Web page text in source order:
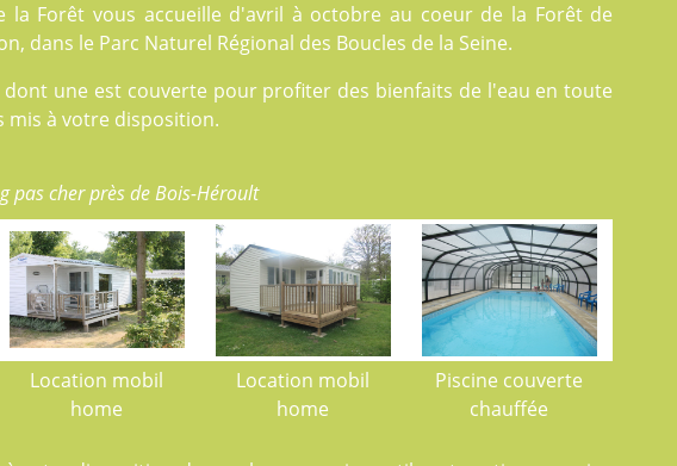
la Forêt vous accueille d'avril à octobre au coeur de la Forêt de
dans le Parc Naturel Régional des Boucles de la Seine.
dont une est couverte pour profiter des bienfaits de l'eau en toute
mis à votre disposition.
pas cher près de Bois-Héroult
Location mobil
home
Location mobil
home
Piscine couverte
chauffée